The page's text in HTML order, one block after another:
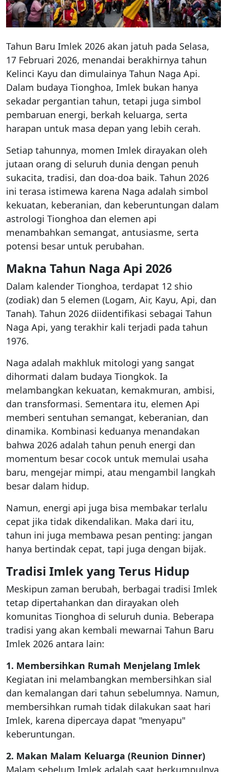
Tahun Baru Imlek 2026 akan jatuh pada Selasa,
17 Februari 2026, menandai berakhirnya tahun
Kelinci Kayu dan dimulainya Tahun Naga Api.
Dalam budaya Tionghoa, Imlek bukan hanya
sekadar pergantian tahun, tetapi juga simbol
pembaruan energi, berkah keluarga, serta
harapan untuk masa depan yang lebih cerah.
Setiap tahunnya, momen Imlek dirayakan oleh
jutaan orang di seluruh dunia dengan penuh
sukacita, tradisi, dan doa-doa baik. Tahun 2026
ini terasa istimewa karena Naga adalah simbol
kekuatan, keberanian, dan keberuntungan dalam
astrologi Tionghoa dan elemen api
menambahkan semangat, antusiasme, serta
potensi besar untuk perubahan.
Makna Tahun Naga Api 2026
Dalam kalender Tionghoa, terdapat 12 shio
(zodiak) dan 5 elemen (Logam, Air, Kayu, Api, dan
Tanah). Tahun 2026 diidentifikasi sebagai Tahun
Naga Api, yang terakhir kali terjadi pada tahun
1976.
Naga adalah makhluk mitologi yang sangat
dihormati dalam budaya Tiongkok. Ia
melambangkan kekuatan, kemakmuran, ambisi,
dan transformasi. Sementara itu, elemen Api
memberi sentuhan semangat, keberanian, dan
dinamika. Kombinasi keduanya menandakan
bahwa 2026 adalah tahun penuh energi dan
momentum besar cocok untuk memulai usaha
baru, mengejar mimpi, atau mengambil langkah
besar dalam hidup.
Namun, energi api juga bisa membakar terlalu
cepat jika tidak dikendalikan. Maka dari itu,
tahun ini juga membawa pesan penting: jangan
hanya bertindak cepat, tapi juga dengan bijak.
Tradisi Imlek yang Terus Hidup
Meskipun zaman berubah, berbagai tradisi Imlek
tetap dipertahankan dan dirayakan oleh
komunitas Tionghoa di seluruh dunia. Beberapa
tradisi yang akan kembali mewarnai Tahun Baru
Imlek 2026 antara lain:
1. Membersihkan Rumah Menjelang Imlek
Kegiatan ini melambangkan membersihkan sial
dan kemalangan dari tahun sebelumnya. Namun,
membersihkan rumah tidak dilakukan saat hari
Imlek, karena dipercaya dapat "menyapu"
keberuntungan.
2. Makan Malam Keluarga (Reunion Dinner)
Malam sebelum Imlek adalah saat berkumpulnya